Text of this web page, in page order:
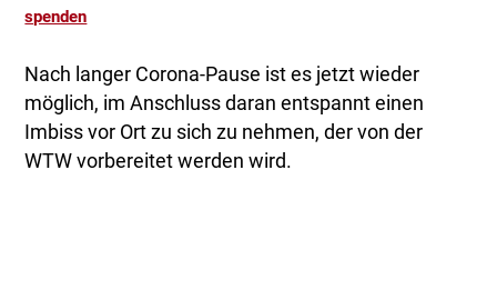
spenden
Nach langer Corona-Pause ist es jetzt wieder
möglich, im Anschluss daran entspannt einen
Imbiss vor Ort zu sich zu nehmen, der von der
WTW vorbereitet werden wird.